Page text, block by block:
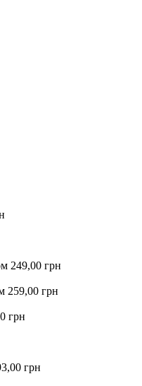
249,00 грн
259,00 грн
грн
грн